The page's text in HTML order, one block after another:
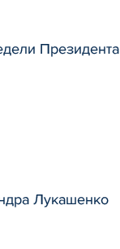
Президента
Лукашенко